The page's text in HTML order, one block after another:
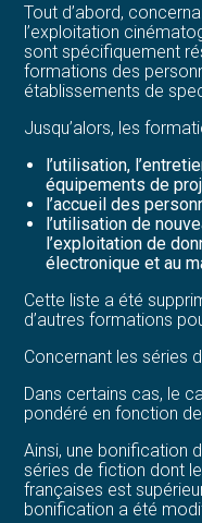
Tout d’abord,
l’exploitation
sont spécifiquement
formations des
établissements de
Jusqu’alors, les
l’utilisation,
équipements de
l’accueil des
l’utilisation de
l’exploitation de
électronique et au
Cette liste a été
d’autres formations
Concernant les séries
Dans certains cas, le
pondéré en fonction
Ainsi, une bonification
séries de fiction dont
françaises est
bonification a été